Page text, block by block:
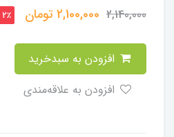
2,140,000
2,100,000تومان 2٪